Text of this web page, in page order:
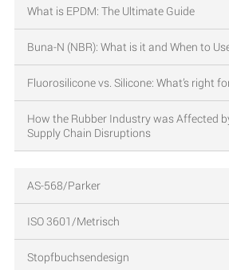
What is EPDM: The Ultimate Guide
Buna-N (NBR): What is it and When to
Fluorosilicone vs. Silicone: What’s right
How the Rubber Industry was Affected
Supply Chain Disruptions
AS-568/Parker
ISO 3601/Metrisch
Stopfbuchsendesign